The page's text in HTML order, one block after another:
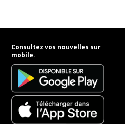
Consultez vos nouvelles sur
mobile.